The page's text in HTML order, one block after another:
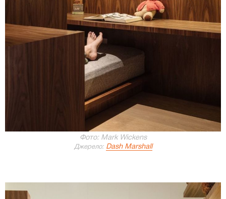
Фото: Mark Wickens
Джерело: Dash Marshall